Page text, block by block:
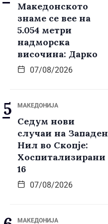
Македонското
знаме се вее на
5.054 метри
надморска
височина: Дарко
07/08/2026
МАКЕДОНИЈА
Седум нови
случаи на Западен
Нил во Скопје:
Хоспитализирани
16
07/08/2026
МАКЕДОНИЈА